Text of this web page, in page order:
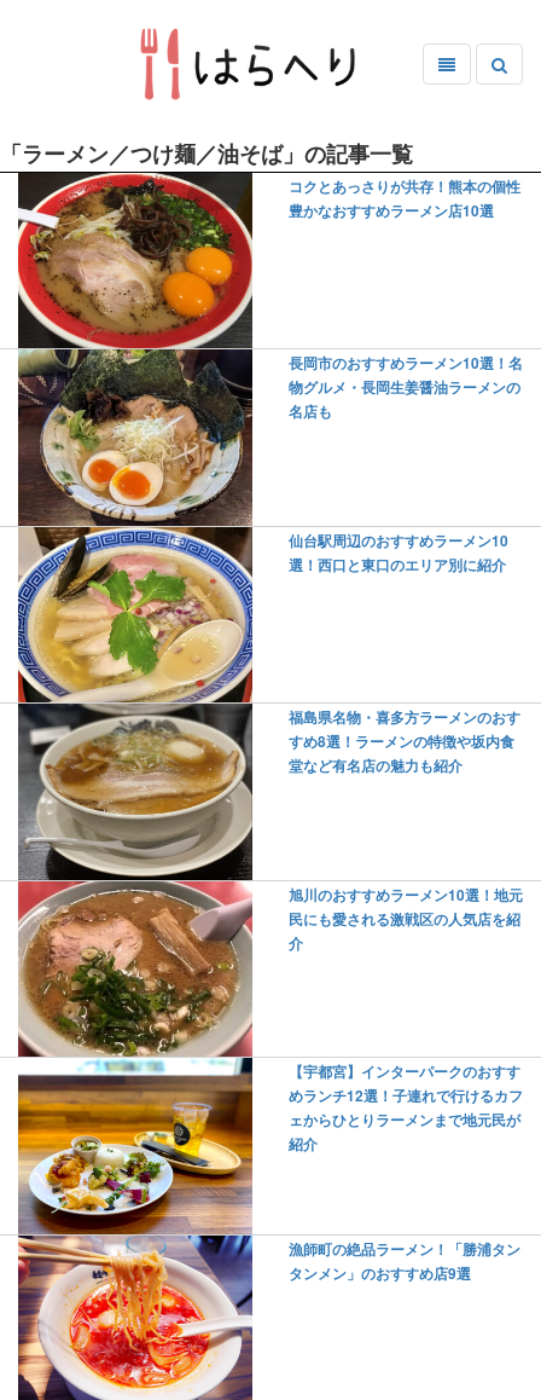
「ラーメン／つけ麺／油そば」の記事一覧
コクとあっさりが共存！熊本の個性
豊かなおすすめラーメン店10選
長岡市のおすすめラーメン10選！名
物グルメ・長岡生姜醤油ラーメンの
名店も
仙台駅周辺のおすすめラーメン10
選！西口と東口のエリア別に紹介
福島県名物・喜多方ラーメンのおす
すめ8選！ラーメンの特徴や坂内食
堂など有名店の魅力も紹介
旭川のおすすめラーメン10選！地元
民にも愛される激戦区の人気店を紹
介
【宇都宮】インターパークのおすす
めランチ12選！子連れで行けるカフ
ェからひとりラーメンまで地元民が
紹介
漁師町の絶品ラーメン！「勝浦タン
タンメン」のおすすめ店9選